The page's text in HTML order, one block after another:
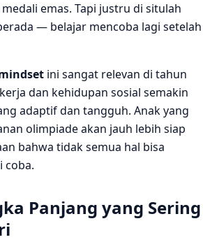
emas. Tapi justru di situlah
— belajar mencoba lagi setelah
ini sangat relevan di tahun
dan kehidupan sosial semakin
adaptif dan tangguh. Anak yang
olimpiade akan jauh lebih siap
bahwa tidak semua hal bisa
coba.
Panjang yang Sering